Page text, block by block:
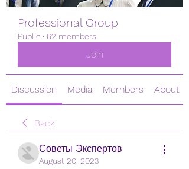
Professional Group
Public · 62 members
Join
Discussion Media Members About
Back
Советы Экспертов
August 20, 2023